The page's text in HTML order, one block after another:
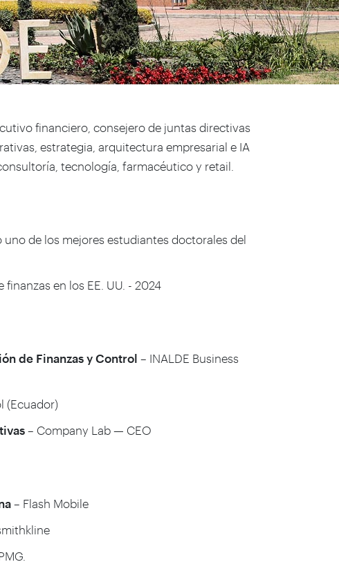
financiero, consejero de juntas directivas
estrategia, arquitectura empresarial e IA
tecnología, farmacéutico y retail.
de los mejores estudiantes doctorales del
en los EE. UU. - 2024
de Finanzas y Control – INALDE Business
(Ecuador)
– Company Lab — CEO
– Flash Mobile